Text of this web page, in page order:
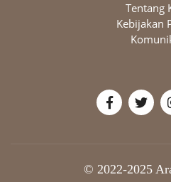
Tentang
Kebijakan
© 2022-2025